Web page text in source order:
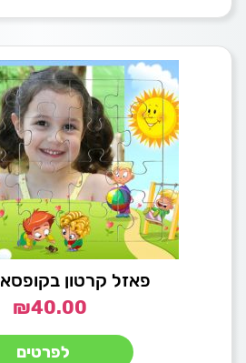
פאזל קרטון בקופסא A3 חצר
₪40.00
לפרטים